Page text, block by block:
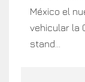
México el
vehicular la
stand...